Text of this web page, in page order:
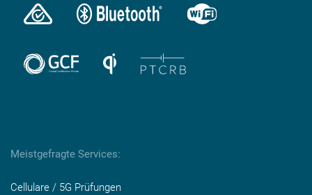
Meistgefragte Services:
Cellulare / 5G Prüfungen